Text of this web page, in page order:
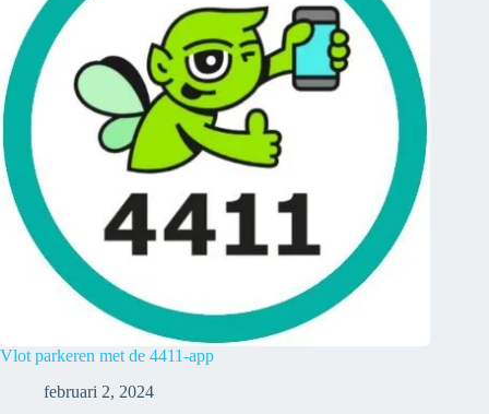
Vlot parkeren met de 4411-app
februari 2, 2024